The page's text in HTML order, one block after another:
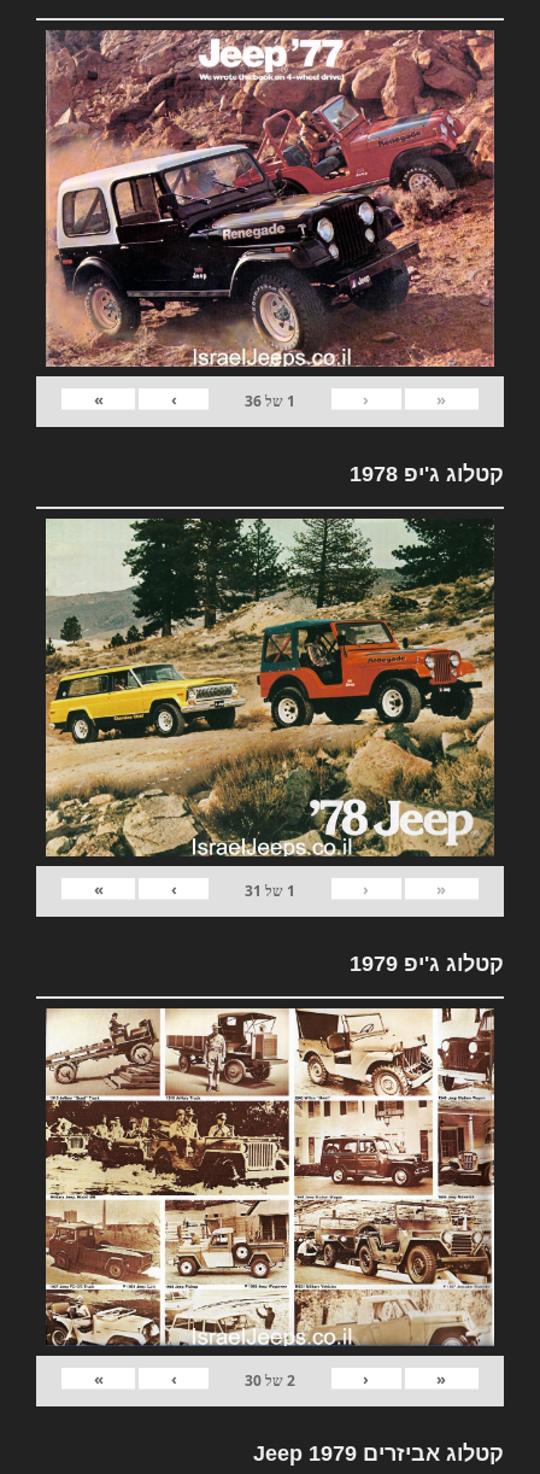
«
‹
1 של36
›
»
קטלוג ג'יפ 1978
«
‹
1 של 31
›
»
קטלוג ג'יפ 1979
«
‹
2של30
›
»
קטלוג אביזרים 1979 Jeep